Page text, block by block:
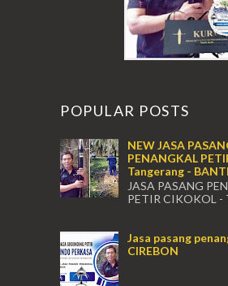
POPULAR POSTS
NEW JASA
PENANGKAL
Tangerang -
JASA PASANG
PETIR CIKOKOL -
CIKOKOL TANGERANG ...
Jasa pasang
CIREBON